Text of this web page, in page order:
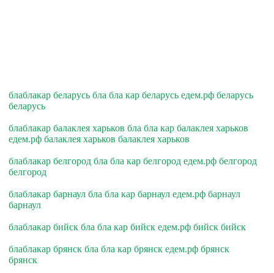
блаблакар беларусь бла бла кар беларусь едем.рф беларусь
беларусь
блаблакар балаклея харьков бла бла кар балаклея харьков
едем.рф балаклея харьков балаклея харьков
блаблакар белгород бла бла кар белгород едем.рф белгород
белгород
блаблакар барнаул бла бла кар барнаул едем.рф барнаул
барнаул
блаблакар бийск бла бла кар бийск едем.рф бийск бийск
блаблакар брянск бла бла кар брянск едем.рф брянск
брянск